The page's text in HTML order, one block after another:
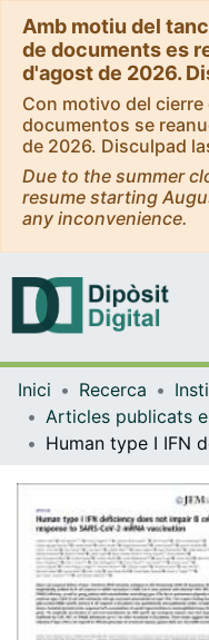
Amb motiu del
de documents es
d'agost de 2026.
Con motivo del
documentos se
de 2026. Disculpad
Due to the summer
resume starting
any inconvenience.
Inici Recerca